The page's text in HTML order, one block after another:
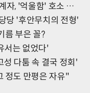
'억울함' 호소 이유?
당 '후안무치의 전형'
름 부은 꼴?
서는 없었다'
성 다툼 속 결국 정회'
정도 만평은 자유"